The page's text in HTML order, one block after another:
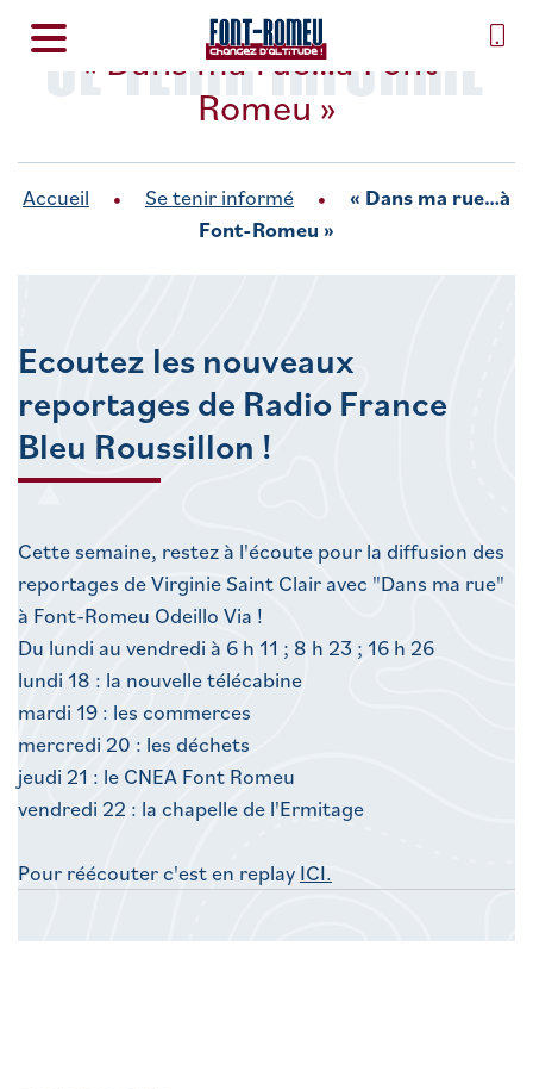
SE TENIR INFORMÉ
« Dans ma rue…à Font-
Romeu »
Accueil Se tenir informé
« Dans ma rue…à
Font-Romeu »
Ecoutez les nouveaux
reportages de Radio France
Bleu Roussillon !
Cette semaine, restez à l'écoute pour la diffusion des
reportages de Virginie Saint Clair avec "Dans ma rue"
à Font-Romeu Odeillo Via !
Du lundi au vendredi à 6 h 11 ; 8 h 23 ; 16 h 26
lundi 18 : la nouvelle télécabine
mardi 19 : les commerces
mercredi 20 : les déchets
jeudi 21 : le CNEA Font Romeu
vendredi 22 : la chapelle de l'Ermitage
Pour réécouter c'est en replay ICI.